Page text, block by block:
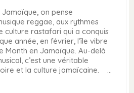
on pense
reggae, aux rythmes
culture rastafari qui a conquis
année, en février, l’île vibre
Month en Jamaïque. Au-delà
c’est une véritable
et la culture jamaïcaine. …